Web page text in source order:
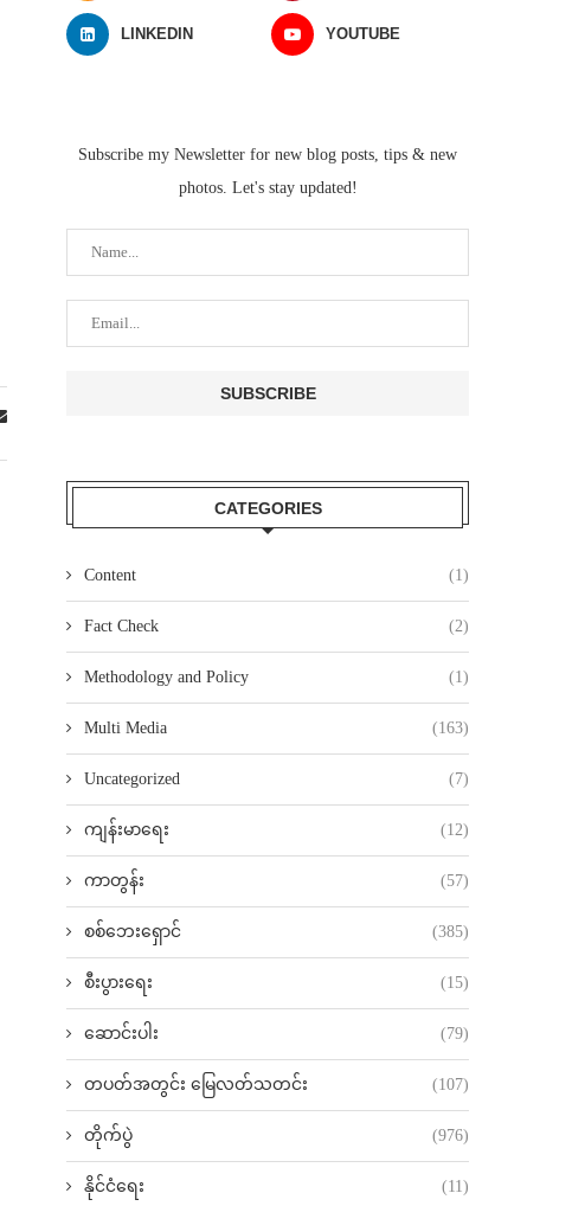
LINKEDIN YOUTUBE
Subscribe my Newsletter for new blog posts, tips & new
photos. Let's stay updated!
CATEGORIES
Content (1)
Fact Check (2)
Methodology and Policy (1)
Multi Media (163)
Uncategorized (7)
ကျန်းမာရေး (12)
ကာတွန်း (57)
စစ်ဘေးရှောင် (385)
စီးပွားရေး (15)
ဆောင်းပါး (79)
တပတ်အတွင်း မြေလတ်သတင်း (107)
တိုက်ပွဲ (976)
နိုင်ငံရေး (11)